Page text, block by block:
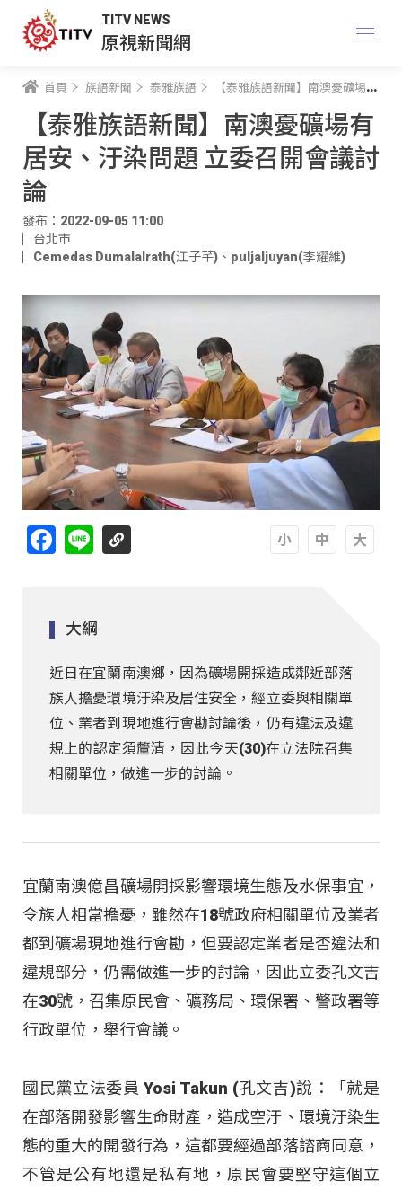
TITV NEWS
原視新聞網
首頁 族語新聞 泰雅族語 【泰雅族語新聞】南澳憂礦場有居安、汙染問題 立委召開會議討論
【泰雅族語新聞】南澳憂礦場有
居安、汙染問題 立委召開會議討
論
發布：2022-09-05 11:00
台北市
Cemedas Dumalalrath(江子芊) 、 puljaljuyan(李耀維)
Facebook
Line
大綱
近日在宜蘭南澳鄉，因為礦場開採造成鄰近部落
族人擔憂環境汙染及居住安全，經立委與相關單
位、業者到現地進行會勘討論後，仍有違法及違
規上的認定須釐清，因此今天(30)在立法院召集
相關單位，做進一步的討論。
宜蘭南澳億昌礦場開採影響環境生態及水保事宜，
令族人相當擔憂，雖然在18號政府相關單位及業者
都到礦場現地進行會勘，但要認定業者是否違法和
違規部分，仍需做進一步的討論，因此立委孔文吉
在30號，召集原民會、礦務局、環保署、警政署等
行政單位，舉行會議。
國民黨立法委員 Yosi Takun (孔文吉)說：「就是
在部落開發影響生命財產，造成空汙、環境汙染生
態的重大的開發行為，這都要經過部落諮商同意，
不管是公有地還是私有地，原民會要堅守這個立